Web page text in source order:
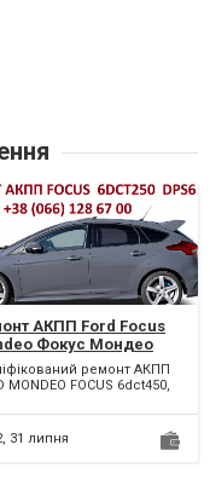
АКПП Ford Focus
Фокус Мондео
DPS# 2246368,
1731851, 1711443,
7L516-AC,
1826344, 1700050,
ремонт АКПП
MONDEO FOCUS 6dct450,
ремонт АКПП...
31 липня